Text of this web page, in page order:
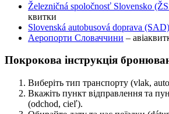
Železničná spoločnosť Slovensko
квитки
Slovenská autobusová doprava (SAD)
Аеропорти Словаччини –
Покрокова інструкція
Виберіть тип транспорту (vlak,
Вкажіть пункт відправлення та
(odchod, cieľ).